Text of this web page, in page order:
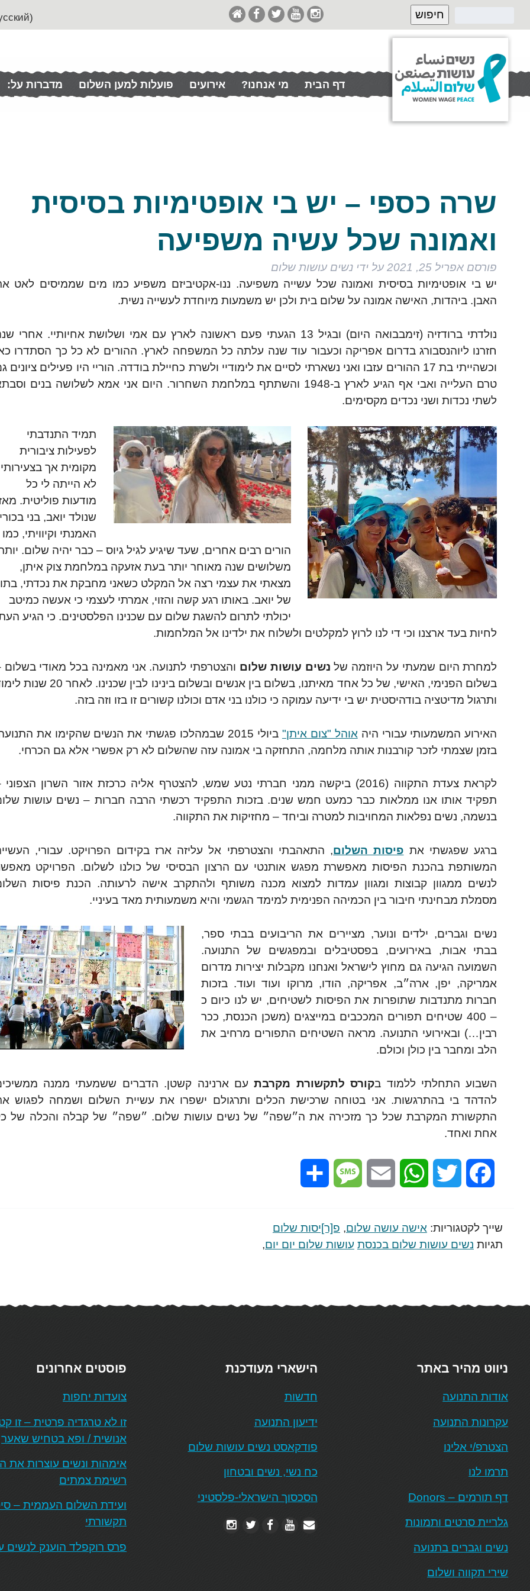
(English (& Francais / Español / Italian / Pусский
דף הבית מי אנחנו? אירועים פועלות למען השלום מדברות על:
שרה כספי – יש בי אופטימיות בסיסית
ואמונה שכל עשיה משפיעה
פורסם אפריל 25, 2021 על ידי נשים עושות שלום
יש בי אופטימיות בסיסית ואמונה שכל עשייה משפיעה. ננו-אקטיביזם משפיע כמו מים שממיסים לאט
האבן. ביהדות, האישה אמונה על שלום בית ולכן יש משמעות מיוחדת לעשייה נשית.
נולדתי ברודזיה (זימבבואה היום) ובגיל 13 הגעתי פעם ראשונה לארץ עם אמי ושלושת אחיותיי. אחרי
חזרנו ליוהנסבורג בדרום אפריקה וכעבור עוד שנה עלתה כל המשפחה לארץ. ההורים לא כל כך הסתדרו
וכשהייתי בת 17 ההורים עזבו ואני נשארתי לסיים את לימודיי ולשרת כחיילת בודדה. הוריי היו פעילים ציונים
טרם העלייה ואבי אף הגיע לארץ ב-1948 והשתתף במלחמת השחרור. היום אני אמא לשלושה בנים
לשתי נכדות ושני נכדים מקסימים.
תמיד התנדבתי
לפעילות ציבורית
מקומית אך בצעירותי
לא הייתה לי כל
מודעות פוליטית.
שנולד יואב, בני
האמנתי וקיוויתי, כמו
הורים רבים אחרים, שעד שיגיע לגיל גיוס – כבר יהיה שלום.
משלושים שנה מאוחר יותר בעת אזעקה במלחמת צוק איתן,
מצאתי את עצמי רצה אל המקלט כשאני מחבקת את נכדתי, בתו
של יואב. באותו רגע קשה והזוי, אמרתי לעצמי כי אעשה כמיטב
יכולתי לתרום להשגת שלום עם שכנינו הפלסטינים. כי הגיע
לחיות בעד ארצנו וכי די לנו לרוץ למקלטים ולשלוח את ילדינו אל המלחמות.
למחרת היום שמעתי על היוזמה של נשים עושות שלום והצטרפתי לתנועה. אני מאמינה בכל מאודי בשלום
בשלום הפנימי, האישי, של כל אחד מאיתנו, בשלום בין אנשים ובשלום בינינו לבין שכנינו.
ותרגול מדיטציה בודהיסטית יש בי ידיעה עמוקה כי כולנו בני אדם וכולנו קשורים זו בזו וזה בזה.
האירוע המשמעותי עבורי היה אוהל "צום איתן"
ביולי 2015 שבמהלכו פגשתי את הנשים שהקימו את
בזמן שצמתי לזכר קורבנות אותה מלחמה, התחזקה בי אמונה עזה שהשלום לא רק אפשרי אלא גם הכרחי.
לקראת צעדת התקווה (2016) ביקשה ממני חברתי נטע שמש, להצטרף אליה כרכזת אזור השרון
תפקיד אותו אנו ממלאות כבר כמעט חמש שנים. בזכות התפקיד רכשתי הרבה חברות – נשים עושות
בנשמה, נשים נפלאות המחויבות למטרה וביחד – מחזיקות את התקווה.
ברגע שפגשתי את פיסות השלום, התאהבתי והצטרפתי אל עליזה ארז בקידום הפרויקט. עבורי,
המשותפת בהכנת הפיסות מאפשרת מפגש אותנטי עם הרצון הבסיסי של כולנו לשלום. הפרויקט
לנשים ממגוון קבוצות ומגוון עמדות למצוא מכנה משותף ולהתקרב אישה לרעותה. הכנת פיסות
מסמלת מבחינתי חיבור בין הכמיהה הפנימית למימד הגשמי והיא משמעותית מאד בעיניי.
נשים וגברים, ילדים ונוער, מציירים את הריבועים בבתי ספר,
בבתי אבות, באירועים, בפסטיבלים ובמפגשים של התנועה.
השמועה הגיעה גם מחוץ לישראל ואנחנו מקבלות יצירות מדרום
אמריקה, יפן, ארה״ב, אפריקה, הודו, מרוקו ועוד ועוד. בזכות
חברות מתנדבות שתופרות את הפיסות לשטיחים, יש לנו כיום כ
– 400 שטיחים תפורים המככבים במייצגים (משכן הכנסת, ככר
רבין…) ובאירועי התנועה. מראה השטיחים התפורים מרחיב את
הלב ומחבר בין כולן וכולם.
השבוע התחלתי ללמוד בקורס לתקשורת מקרבתעם ארנינה קשטן. הדברים ששמעתי ממנה
להדהד בי בהתרגשות. אני בטוחה שרכישת הכלים ותרגולם ישפרו את עשיית השלום ושמחה לפגוש
התקשורת המקרבת שכל כך מזכירה את ה״שפה״ של נשים עושות שלום. ״שפה״ של קבלה והכלה של
אחת ואחד.
Facebook
Twitter
WhatsApp
Email
Message
שייך לקטגוריות: אישה עושה שלום, פ[ר]יסות שלום
תגיות נשים עושות שלום בכנסת עושות שלום יום יום,
ניווט מהיר באתר
אודות התנועה
עקרונות התנועה
הצטרפ/י אלינו
תרמו לנו
דף תורמים – Donors
גלריית סרטים ותמונות
נשים וגברים בתנועה
שירי תקווה ושלום
הישארי מעודכנת
חדשות
ידיעון התנועה
פודקאסט נשים עושות שלום
כח נשי, נשים ובטחון
הסכסוך הישראלי-פלסטיני
פוסטים אחרונים
צועדות יחפות
זו לא טרגדיה פרטית – זו
אנושית / ופא בטחיש שאער
אימהות ונשים עוצרות
רשימת צמתים
ועידת השלום העממית –
תקשורתי
פרס רוקפלד הוענק לנשים